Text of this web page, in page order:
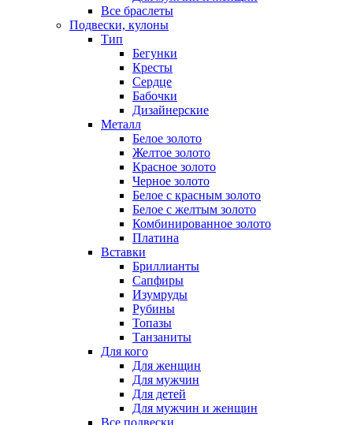
Все браслеты
Подвески, кулоны
Тип
Бегунки
Кресты
Сердце
Бабочки
Дизайнерские
Металл
Белое золото
Желтое золото
Красное золото
Черное золото
Белое с красным золото
Белое с желтым золото
Комбинированное золото
Платина
Вставки
Бриллианты
Сапфиры
Изумруды
Рубины
Топазы
Танзаниты
Для кого
Для женщин
Для мужчин
Для детей
Для мужчин и женщин
Все подвески